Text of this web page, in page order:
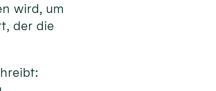
wird, um
der die